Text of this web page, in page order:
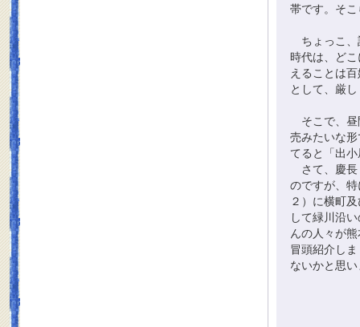
帯です。そ
ちょっこ、
時代は、ど
えることは
として、厳
そこで、昼
売みたいな
てると「出
さて、慶長
のですが、
２）に横町
して緑川沿
んの人々が
冒頭紹介し
ないかと思